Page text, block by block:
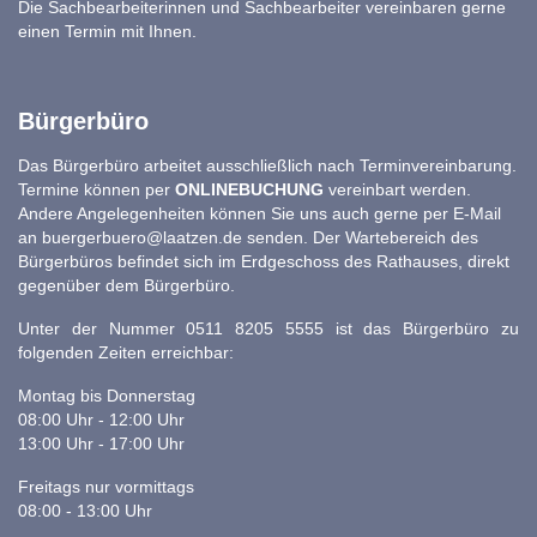
Die Sachbearbeiterinnen und Sachbearbeiter vereinbaren gerne
einen Termin mit Ihnen.
Bürgerbüro
Das Bürgerbüro arbeitet ausschließlich nach Terminvereinbarung.
Termine können per ONLINEBUCHUNG vereinbart werden.
Andere Angelegenheiten können Sie uns auch gerne per E-Mail
an buergerbuero@laatzen.de senden. Der Wartebereich des
Bürgerbüros befindet sich im Erdgeschoss des Rathauses, direkt
gegenüber dem Bürgerbüro.
Unter der Nummer 0511 8205 5555 ist das Bürgerbüro zu
folgenden Zeiten erreichbar:
Montag bis Donnerstag
08:00 Uhr - 12:00 Uhr
13:00 Uhr - 17:00 Uhr
Freitags nur vormittags
08:00 - 13:00 Uhr